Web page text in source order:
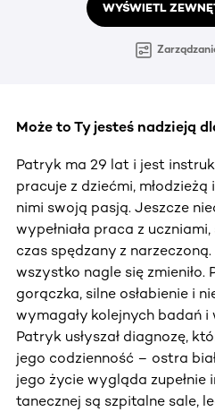
WYŚWIETL
Może to Ty jesteś nadzieją
Patryk ma 29 lat i jest
pracuje z dziećmi, młodzieżą
nimi swoją pasją. Jeszcze
wypełniała praca z
czas spędzany z
wszystko nagle się zmieniło.
gorączka, silne osłabienie i
wymagały kolejnych badań
Patryk usłyszał diagnozę,
jego codzienność – ostra
jego życie wygląda zupełnie
tanecznej są szpitalne sale,